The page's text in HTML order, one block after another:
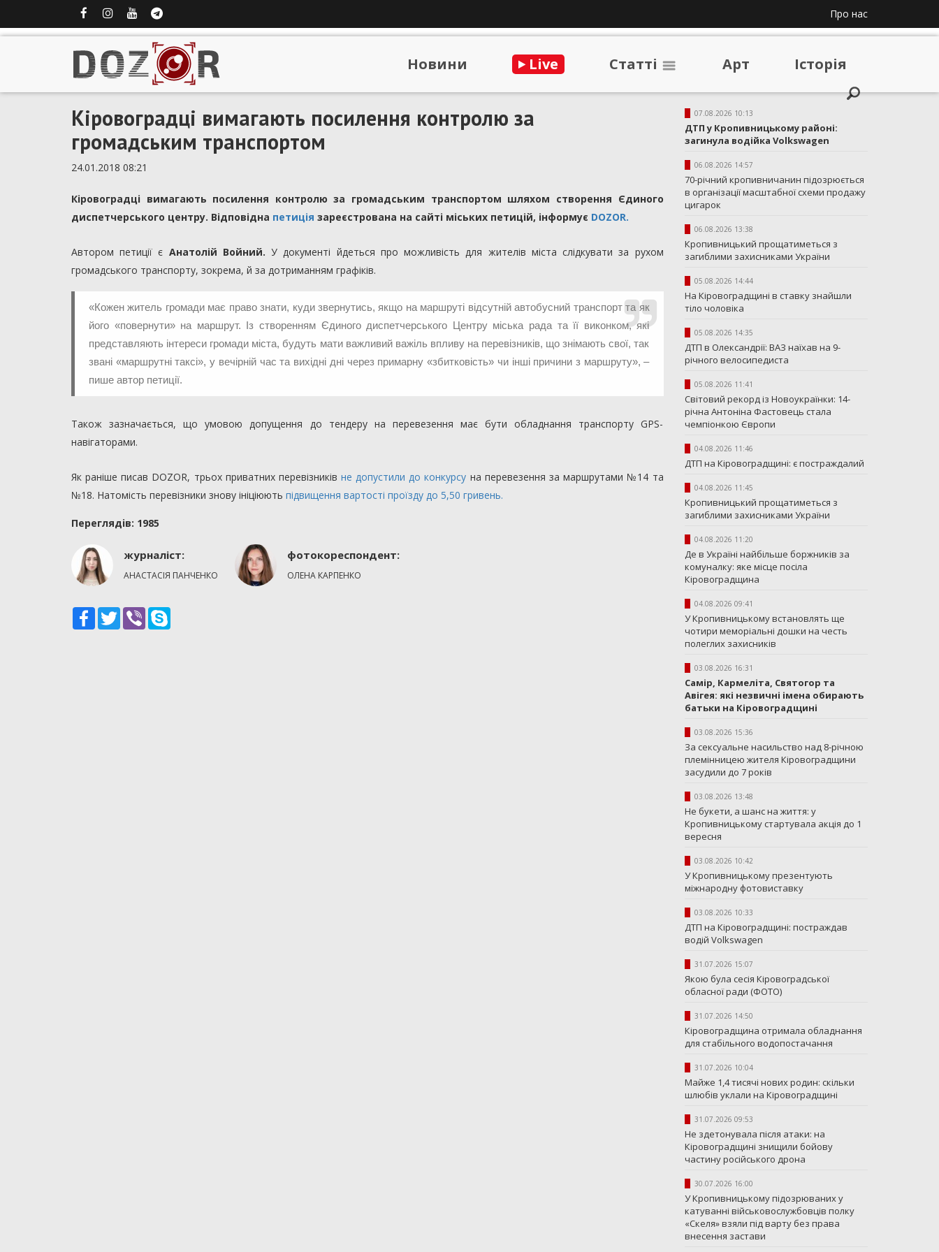
Про нас
Новини Live Статтi Арт Iсторiя
Кіровоградці вимагають посилення контролю за
громадським транспортом
24.01.2018 08:21
Кіровоградці вимагають посилення контролю за громадським транспортом шляхом створення Єдиного
диспетчерського центру. Відповідна петиція зареєстрована на сайті міських петицій, інформує DOZOR.
Автором петиції є Анатолій Войний. У документі йдеться про можливість для жителів міста слідкувати за рухом
громадського транспорту, зокрема, й за дотриманням графіків.
«Кожен житель громади має право знати, куди звернутись, якщо на маршруті відсутній автобусний транспорт та як
його «повернути» на маршрут. Із створенням Єдиного диспетчерського Центру міська рада та її виконком, які
представляють інтереси громади міста, будуть мати важливий важіль впливу на перевізників, що знімають свої, так
звані «маршрутні таксі», у вечірній час та вихідні дні через примарну «збитковість» чи інші причини з маршруту», –
пише автор петиції.
Також зазначається, що умовою допущення до тендеру на перевезення має бути обладнання транспорту GPS-
навігаторами.
Як раніше писав DOZOR, трьох приватних перевізниківне допустили до конкурсу на перевезення за маршрутами №14 та
№18. Натомість перевізники знову ініціюють підвищення вартості проїзду до 5,50 гривень.
Переглядiв: 1985
журналіст:
АНАСТАСІЯ ПАНЧЕНКО
фотокореспондент:
ОЛЕНА КАРПЕНКО
Facebook
TwitterViber
07.08.2026 10:13
ДТП у Кропивницькому районі:
загинула водійка Volkswagen
06.08.2026 14:57
70-річний кропивничанин підозрюється
в організації масштабної схеми продажу
цигарок
06.08.2026 13:38
Кропивницький прощатиметься з
загиблими захисниками України
05.08.2026 14:44
На Кіровоградщині в ставку знайшли
тіло чоловіка
05.08.2026 14:35
ДТП в Олександрії: ВАЗ наїхав на 9-
річного велосипедиста
05.08.2026 11:41
Світовий рекорд із Новоукраїнки: 14-
річна Антоніна Фастовець стала
чемпіонкою Європи
04.08.2026 11:46
ДТП на Кіровоградщині: є постраждалий
04.08.2026 11:45
Кропивницький прощатиметься з
загиблими захисниками України
04.08.2026 11:20
Де в Україні найбільше боржників за
комуналку: яке місце посіла
Кіровоградщина
04.08.2026 09:41
У Кропивницькому встановлять ще
чотири меморіальні дошки на честь
полеглих захисників
03.08.2026 16:31
Самір, Кармеліта, Святогор та
Авігея: які незвичні імена обирають
батьки на Кіровоградщині
03.08.2026 15:36
За сексуальне насильство над 8-річною
племінницею жителя Кіровоградщини
засудили до 7 років
03.08.2026 13:48
Не букети, а шанс на життя: у
Кропивницькому стартувала акція до 1
вересня
03.08.2026 10:42
У Кропивницькому презентують
міжнародну фотовиставку
03.08.2026 10:33
ДТП на Кіровоградщині: постраждав
водій Volkswagen
31.07.2026 15:07
Якою була сесія Кіровоградської
обласної ради (ФОТО)
31.07.2026 14:50
Кіровоградщина отримала обладнання
для стабільного водопостачання
31.07.2026 10:04
Майже 1,4 тисячі нових родин: скільки
шлюбів уклали на Кіровоградщині
31.07.2026 09:53
Не здетонувала після атаки: на
Кіровоградщині знищили бойову
частину російського дрона
30.07.2026 16:00
У Кропивницькому підозрюваних у
катуванні військовослужбовців полку
«Скеля» взяли під варту без права
внесення застави